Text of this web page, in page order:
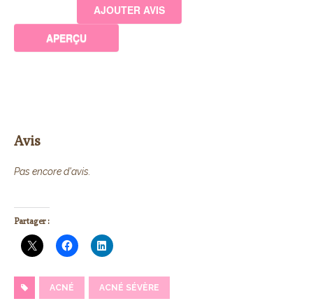
Avis
Pas encore d'avis.
Partager :
ACNÉ ACNÉ SÉVÈRE